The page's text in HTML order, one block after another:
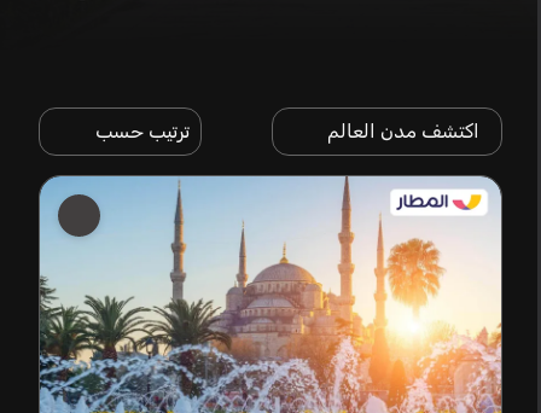
اكتشف مدن العالم ترتيب حسب